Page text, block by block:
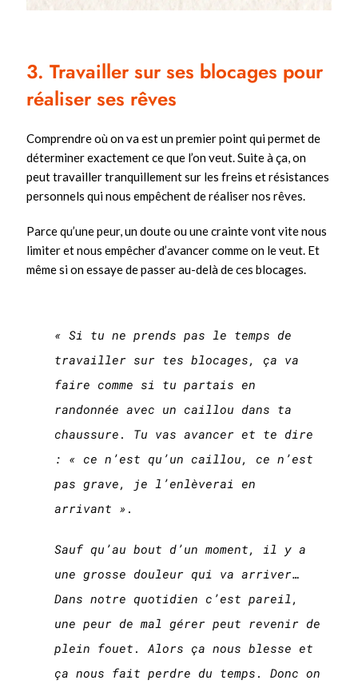
3. Travailler sur ses blocages pour
réaliser ses rêves
Comprendre où on va est un premier point qui permet de
déterminer exactement ce que l’on veut. Suite à ça, on
peut travailler tranquillement sur les freins et résistances
personnels qui nous empêchent de réaliser nos rêves.
Parce qu’une peur, un doute ou une crainte vont vite nous
limiter et nous empêcher d’avancer comme on le veut. Et
même si on essaye de passer au-delà de ces blocages.
« Si tu ne prends pas le temps de
travailler sur tes blocages, ça va
faire comme si tu partais en
randonnée avec un caillou dans ta
chaussure. Tu vas avancer et te dire
: « ce n’est qu’un caillou, ce n’est
pas grave, je l’enlèverai en
arrivant ».
Sauf qu’au bout d’un moment, il y a
une grosse douleur qui va arriver…
Dans notre quotidien c’est pareil,
une peur de mal gérer peut revenir de
plein fouet. Alors ça nous blesse et
ça nous fait perdre du temps. Donc on